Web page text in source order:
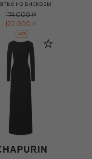
из вискозы
174 000 ₽
122 000 ₽
-30%